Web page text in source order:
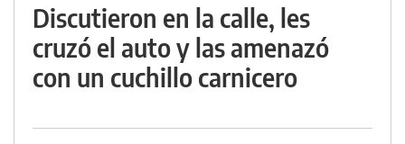
Discutieron en la calle, les
cruzó el auto y las amenazó
con un cuchillo carnicero